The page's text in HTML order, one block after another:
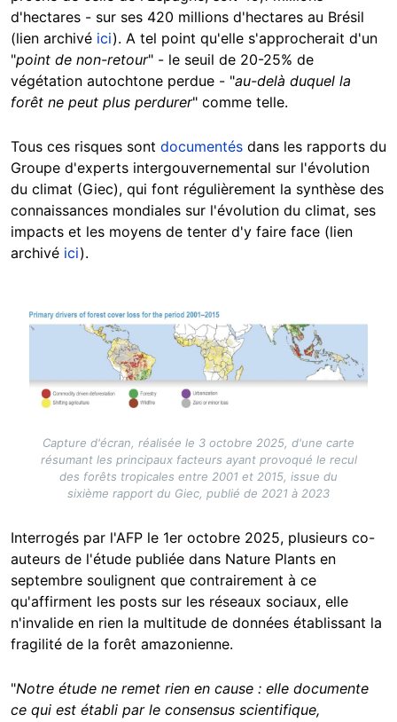
d'hectares - sur ses 420 millions d'hectares au Brésil
(lien archivé ici). A tel point qu'elle s'approcherait d'un
"point de non-retour" - le seuil de 20-25% de
végétation autochtone perdue - "au-delà duquel la
forêt ne peut plus perdurer" comme telle.
Tous ces risques sont documentés dans les rapports du
Groupe d'experts intergouvernemental sur l'évolution
du climat (Giec), qui font régulièrement la synthèse des
connaissances mondiales sur l'évolution du climat, ses
impacts et les moyens de tenter d'y faire face (lien
archivé ici).
Image
Capture d'écran, réalisée le 3 octobre 2025, d'une carte
résumant les principaux facteurs ayant provoqué le recul
des forêts tropicales entre 2001 et 2015, issue du
sixième rapport du Giec, publié de 2021 à 2023
Interrogés par l'AFP le 1er octobre 2025, plusieurs co-
auteurs de l'étude publiée dans Nature Plants en
septembre soulignent que contrairement à ce
qu'affirment les posts sur les réseaux sociaux, elle
n'invalide en rien la multitude de données établissant la
fragilité de la forêt amazonienne.
"Notre étude ne remet rien en cause : elle documente
ce qui est établi par le consensus scientifique,